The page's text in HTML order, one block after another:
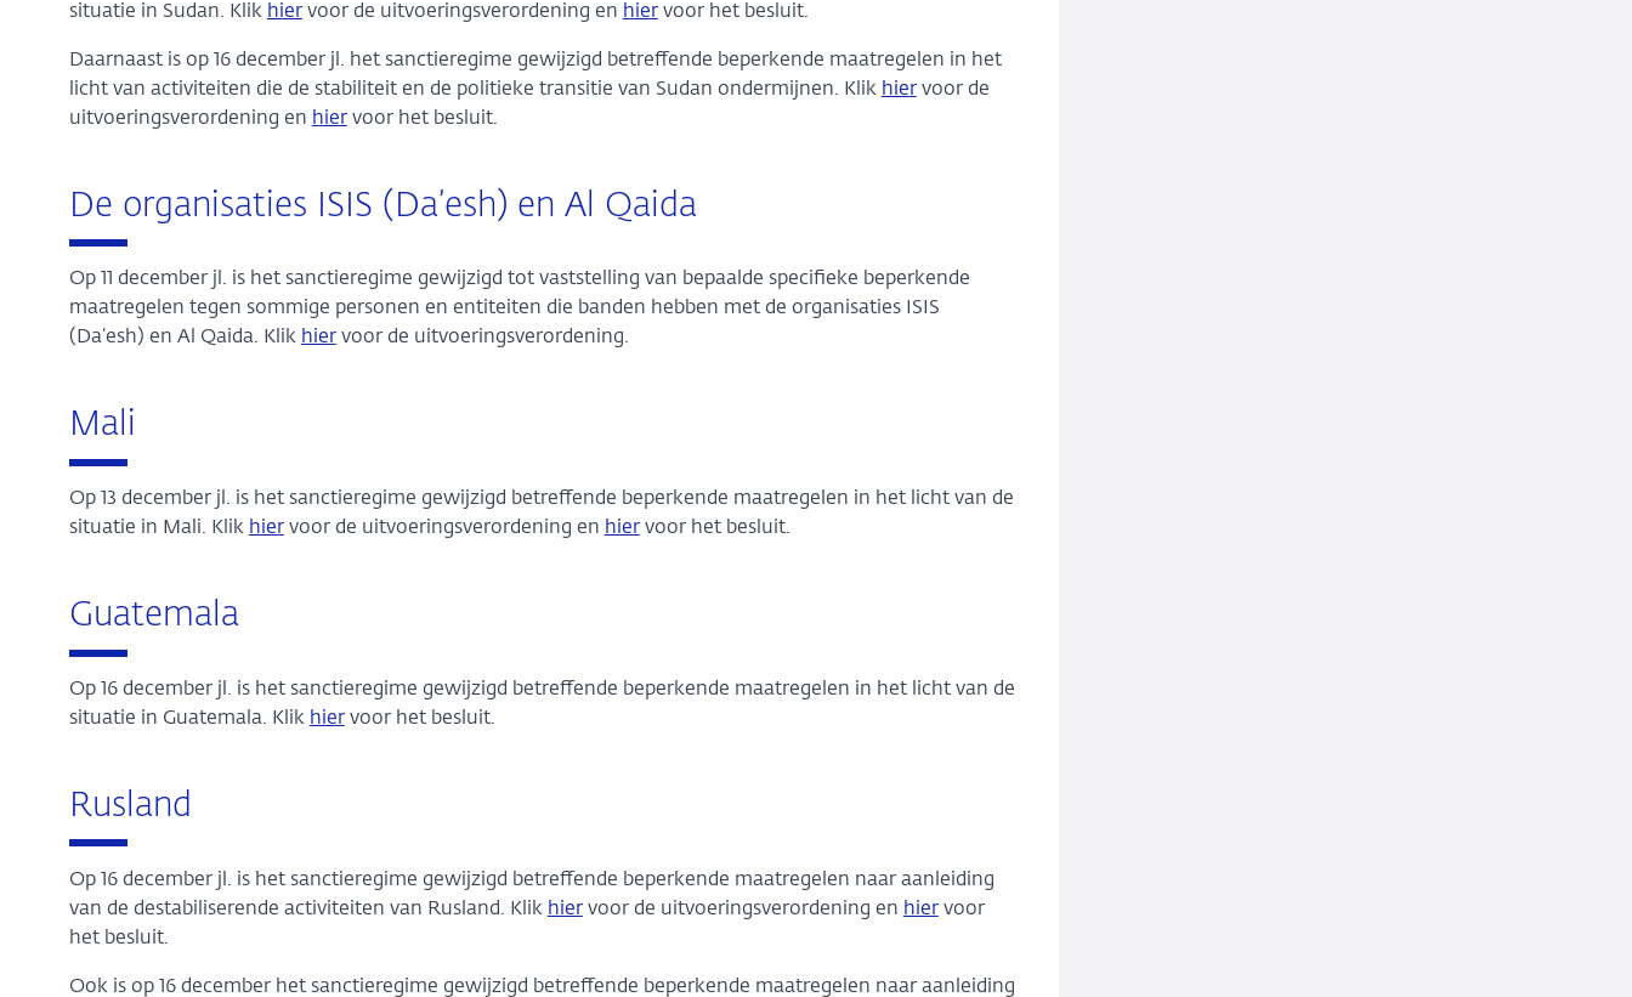
situatie in Sudan. Klik hiervoor de uitvoeringsverordening en hiervoor het besluit.
Daarnaast is op 16 december jl. het sanctieregime gewijzigd betreffende beperkende maatregelen in het
licht van activiteiten die de stabiliteit en de politieke transitie van Sudan ondermijnen. Klik hiervoor de
uitvoeringsverordening en hiervoor het besluit.
De organisaties ISIS (Da’esh) en Al Qaida
Op 11 december jl. is het sanctieregime gewijzigd tot vaststelling van bepaalde specifieke beperkende
maatregelen tegen sommige personen en entiteiten die banden hebben met de organisaties ISIS
(Da’esh) en Al Qaida. Klik hiervoor de uitvoeringsverordening.
Mali
Op 13 december jl. is het sanctieregime gewijzigd betreffende beperkende maatregelen in het licht van de
situatie in Mali. Klik hiervoor de uitvoeringsverordening en hiervoor het besluit.
Guatemala
Op 16 december jl. is het sanctieregime gewijzigd betreffende beperkende maatregelen in het licht van de
situatie in Guatemala. Klik hiervoor het besluit.
Rusland
Op 16 december jl. is het sanctieregime gewijzigd betreffende beperkende maatregelen naar aanleiding
van de destabiliserende activiteiten van Rusland. Klik hiervoor de uitvoeringsverordening en hiervoor
het besluit.
Ook is op 16 december het sanctieregime gewijzigd betreffende beperkende maatregelen naar aanleiding